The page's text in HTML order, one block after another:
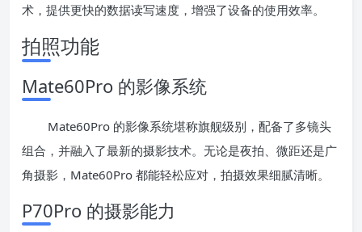
术，提供更快的数据读写速度，增强了设备的使用效率。
拍照功能
Mate60Pro 的影像系统
Mate60Pro 的影像系统堪称旗舰级别，配备了多镜头
组合，并融入了最新的摄影技术。无论是夜拍、微距还是广
角摄影，Mate60Pro 都能轻松应对，拍摄效果细腻清晰。
P70Pro 的摄影能力